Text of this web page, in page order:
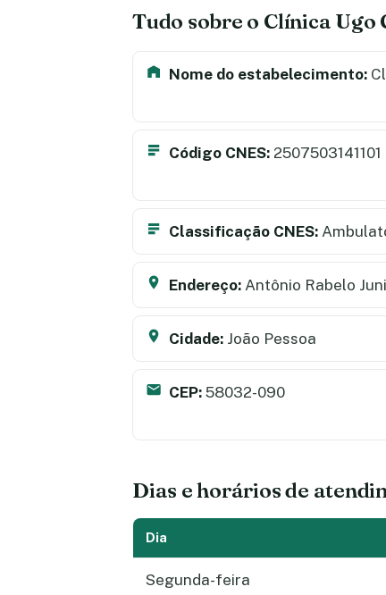
Tudo sobre o Clínica Ugo
Nome do estabelecimento:
Código CNES: 2507503141101
Classificação CNES:
Endereço: Antônio Rabelo
Cidade: João Pessoa
CEP: 58032-090
Dias e horários de
Dia
Segunda-feira